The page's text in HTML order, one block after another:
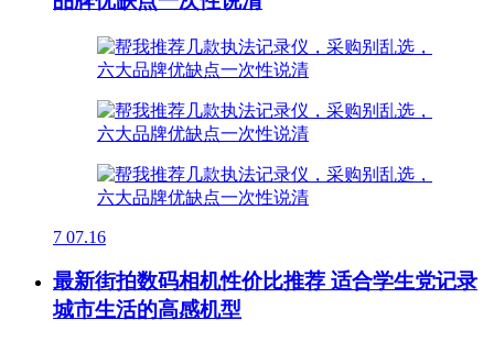
7 07.16
最新街拍数码相机性价比推荐 适合学生党记录
城市生活的高感机型